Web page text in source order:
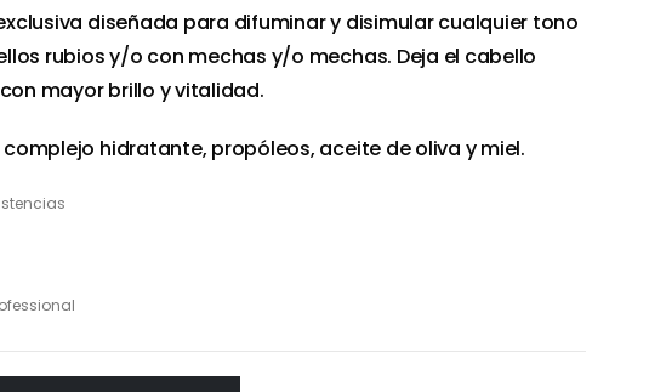
diseñada para difuminar y disimular cualquier tono
rubios y/o con mechas y/o mechas. Deja el cabello
mayor brillo y vitalidad.
complejo hidratante, propóleos, aceite de oliva y miel.